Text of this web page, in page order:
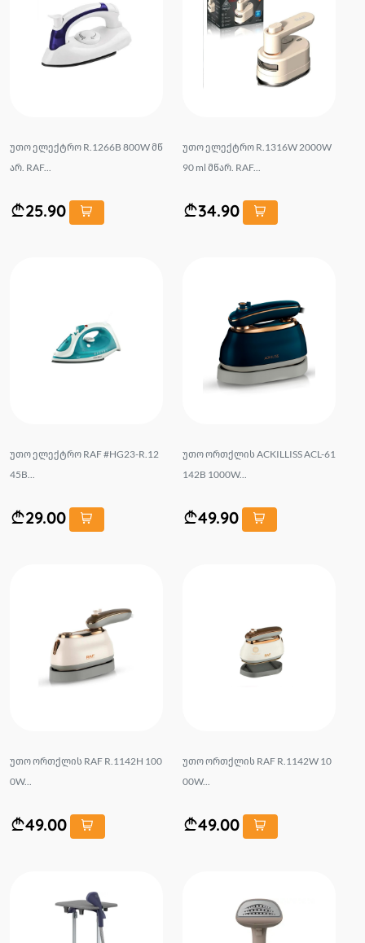
უთო ელექტრო R.1266B 800W მწ
არ. RAF...
25.90
უთო ელექტრო R.1316W 2000W
90 ml მწარ. RAF...
34.90
უთო ელექტრო RAF #HG23-R.12
45B...
29.00
უთო ორთქლის ACKILLISS ACL-61
142B 1000W...
49.90
უთო ორთქლის RAF R.1142H 100
0W...
49.00
უთო ორთქლის RAF R.1142W 10
00W...
49.00